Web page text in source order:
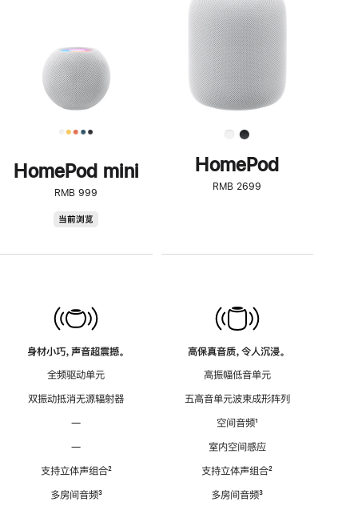
HomePod mini
RMB 999
当前浏览
身材小巧，声音超震撼。
全频驱动单元
双振动抵消无源辐射器
—
—
支持立体声组合脚
²
多房间音频脚
³
了
解
HomePod<
HomePod
RMB 2699
高保真音质，令人沉浸。
高振幅低音单元
五高音单元波束成形阵列
空间音频脚
¹
室内空间感应
支持立体声组合脚
²
多房间音频脚
³